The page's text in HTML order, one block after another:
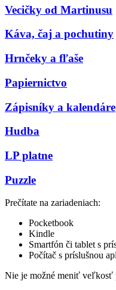
Vecičky od Martinusu
Káva, čaj a pochutiny
Hrnčeky a fľaše
Papiernictvo
Zápisníky a kalendáre
Hudba
LP platne
Puzzle
Prečítate na zariadeniach:
Pocketbook
Kindle
Smartfón či tablet s
Počítač s príslušnou
Nie je možné meniť veľkosť